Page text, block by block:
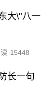
大\"八一
15448
长一句